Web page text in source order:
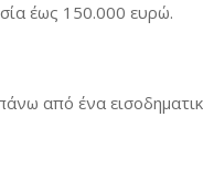
έως 150.000 ευρώ.
από ένα